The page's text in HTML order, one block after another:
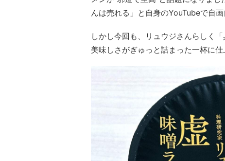
んは売れる」と自身のYouTubeで自画
しかし今回も、リュウジさんらしく
美味しさがぎゅっと詰まった一杯に仕